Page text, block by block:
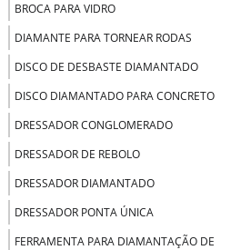
BROCA PARA VIDRO
DIAMANTE PARA TORNEAR RODAS
DISCO DE DESBASTE DIAMANTADO
DISCO DIAMANTADO PARA CONCRETO
DRESSADOR CONGLOMERADO
DRESSADOR DE REBOLO
DRESSADOR DIAMANTADO
DRESSADOR PONTA ÚNICA
FERRAMENTA PARA DIAMANTAÇÃO DE